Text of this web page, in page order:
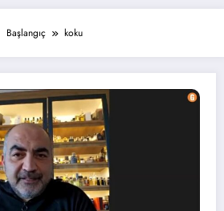
Başlangıç koku